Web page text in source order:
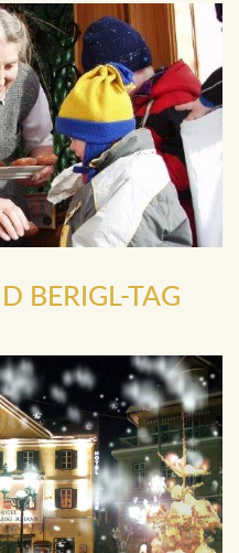
BERIGL-TAG